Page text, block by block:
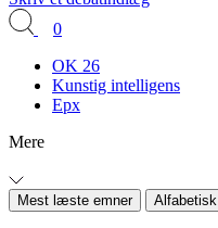
0
OK 26
Kunstig intelligens
Epx
Mere
Mest læste emner Alfabetisk